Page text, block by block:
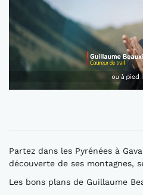
Partez dans les Pyrénées à
découverte de ses montagnes,
Les bons plans de Guillaume